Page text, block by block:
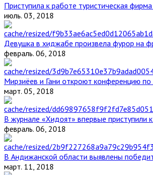
Приступила к работе туристическая
июль. 03, 2018
Девушка в хиджабе произвела фурор на
февраль. 06, 2018
Мирзиёев и Гани откроют конференцию по
март. 05, 2018
В журнале «Хидоят» впервые приступили
февраль. 06, 2018
В Андижанской области выявлены
март. 11, 2018